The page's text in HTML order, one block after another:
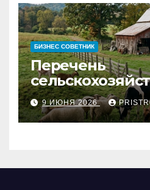
БИЗНЕС СОВЕТНИК
Перечень
животных и
структуре
9 ИЮНЯ 2026